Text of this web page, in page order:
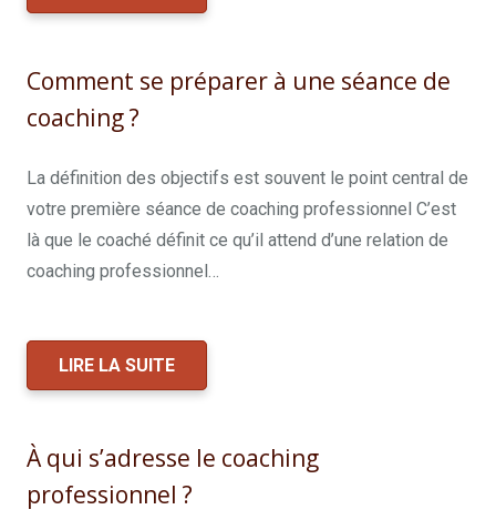
Comment se préparer à une séance de
coaching ?
La définition des objectifs est souvent le point central de
votre première séance de coaching professionnel C’est
là que le coaché définit ce qu’il attend d’une relation de
coaching professionnel…
LIRE LA SUITE
À qui s’adresse le coaching
professionnel ?